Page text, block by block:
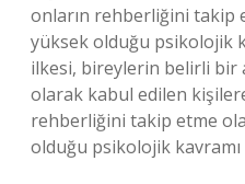
onların rehberliğini takip
yüksek olduğu psikolojik
ilkesi, bireylerin belirli bir
olarak kabul edilen
rehberliğini takip etme
olduğu psikolojik kavramı